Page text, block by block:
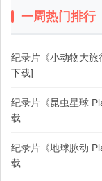
一周热门排行
纪录片《小动物大
下载]
纪录片《昆虫星球
载
纪录片《地球脉动
载